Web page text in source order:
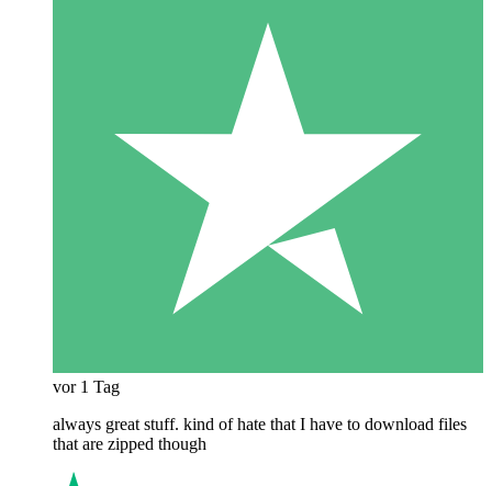
vor 1 Tag
always great stuff. kind of hate that I have to download files
that are zipped though